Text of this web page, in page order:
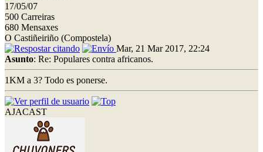
17/05/07
500 Carreiras
680 Mensaxes
O Castiñeiriño (Compostela)
Mar, 21 Mar 2017, 22:24
Asunto: Re: Populares contra africanos.
1KM a 3? Todo es ponerse.
AJACAST